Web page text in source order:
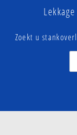
Zoekt u